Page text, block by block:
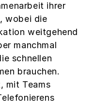
ihrer
wobei die
weitgehend
manchmal
schnellen
brauchen.
mit Teams